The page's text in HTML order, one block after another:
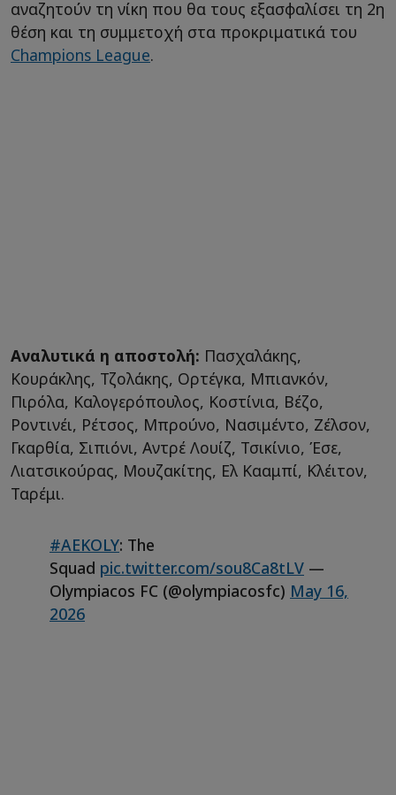
αναζητούν τη νίκη που θα τους εξασφαλίσει τη 2η
θέση και τη συμμετοχή στα προκριματικά του
Champions League.
Αναλυτικά η αποστολή: Πασχαλάκης,
Κουράκλης, Τζολάκης, Ορτέγκα, Μπιανκόν,
Πιρόλα, Καλογερόπουλος, Κοστίνια, Βέζο,
Ροντινέι, Ρέτσος, Μπρούνο, Νασιμέντο, Ζέλσον,
Γκαρθία, Σιπιόνι, Αντρέ Λουίζ, Τσικίνιο, Έσε,
Λιατσικούρας, Μουζακίτης, Ελ Κααμπί, Κλέιτον,
Ταρέμι.
#AEKOLY: The
Squad pic.twitter.com/sou8Ca8tLV —
Olympiacos FC (@olympiacosfc) May 16,
2026